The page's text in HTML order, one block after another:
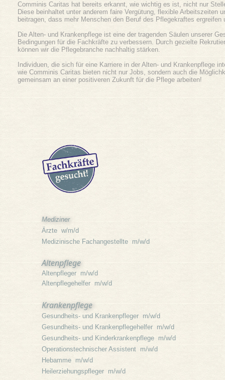
Comminis Caritas hat bereits erkannt, wie wichtig es ist, nicht nur
Diese beinhaltet unter anderem faire Vergütung, flexible
beitragen, dass mehr Menschen den Beruf des Pflegekraftes ergreifen
Die Alten- und Krankenpflege ist eine der tragenden Säulen unserer
Bedingungen für die Fachkräfte zu verbessern. Durch gezielte
können wir die Pflegebranche nachhaltig stärken.
Individuen, die sich für eine Karriere in der Alten- und Krankenpflege
wie Comminis Caritas bieten nicht nur Jobs, sondern auch die
gemeinsam an einer positiveren Zukunft für die Pflege arbeiten!
Mediziner
Ärzte w/m/d
Medizinische Fachangestellte m/w/d
Altenpflege
Altenpfleger m/w/d
Altenpflegehelfer m/w/d
Krankenpflege
Gesundheits- und Krankenpfleger m/w/d
Gesundheits- und Krankenpflegehelfer m/w/d
Gesundheits- und Kinderkrankenpflege m/w/d
Operationstechnischer Assistent m/w/d
Hebamme m/w/d
Heilerziehungspfleger m/w/d